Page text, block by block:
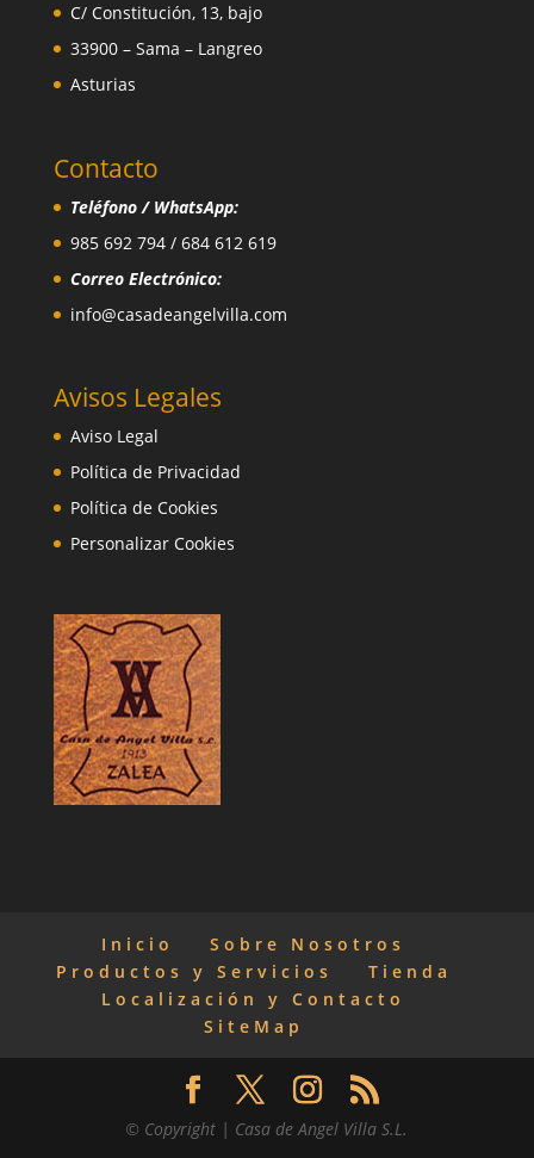
C/ Constitución, 13, bajo
33900 – Sama – Langreo
Asturias
Contacto
Teléfono / WhatsApp:
985 692 794 / 684 612 619
Correo Electrónico:
info@casadeangelvilla.com
Avisos Legales
Aviso Legal
Política de Privacidad
Política de Cookies
Personalizar Cookies
Inicio
Sobre Nosotros
Productos y Servicios
Tienda
Localización y Contacto
SiteMap
© Copyright | Casa de Angel Villa S.L.